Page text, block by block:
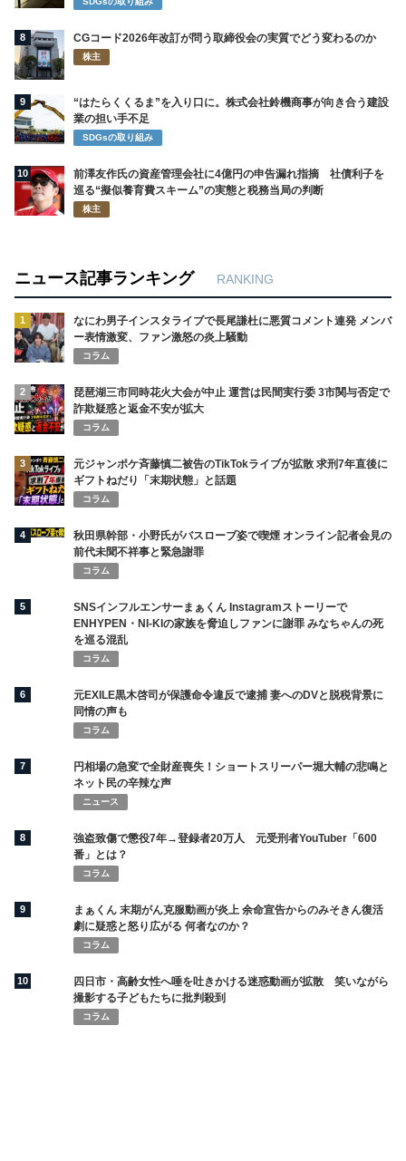
8 CGコード2026年改訂が問う取締役会の実質でどう変わるのか
株主
9
“はたらくくるま”を入り口に。株式会社鈴機商事が向き合う建設
業の担い手不足
SDGsの取り組み
10
前澤友作氏の資産管理会社に4億円の申告漏れ指摘 社債利子を
巡る“擬似養育費スキーム”の実態と税務当局の判断
株主
ニュース記事ランキング RANKING
1
なにわ男子インスタライブで長尾謙杜に悪質コメント連発 メンバ
ー表情激変、ファン激怒の炎上騒動
コラム
2
琵琶湖三市同時花火大会が中止 運営は民間実行委 3市関与否定で
詐欺疑惑と返金不安が拡大
コラム
3
元ジャンポケ斉藤慎二被告のTikTokライブが拡散 求刑7年直後に
ギフトねだり「末期状態」と話題
コラム
4
秋田県幹部・小野氏がバスローブ姿で喫煙 オンライン記者会見の
前代未聞不祥事と緊急謝罪
コラム
5
SNSインフルエンサーまぁくん Instagramストーリーで
ENHYPEN・NI-KIの家族を脅迫しファンに謝罪 みなちゃんの死
を巡る混乱
コラム
6
元EXILE黒木啓司が保護命令違反で逮捕 妻へのDVと脱税背景に
同情の声も
コラム
7
円相場の急変で全財産喪失！ショートスリーパー堀大輔の悲鳴と
ネット民の辛辣な声
ニュース
8
強盗致傷で懲役7年→登録者20万人 元受刑者YouTuber「600
番」とは？
コラム
9
まぁくん 末期がん克服動画が炎上 余命宣告からのみそきん復活
劇に疑惑と怒り広がる 何者なのか？
コラム
10
四日市・高齢女性へ唾を吐きかける迷惑動画が拡散 笑いながら
撮影する子どもたちに批判殺到
コラム